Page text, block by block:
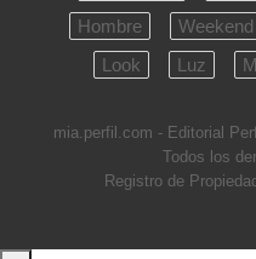
Hombre
Weekend
Look
Luz
mia.perfil.com - Editorial
Todos los
Registro de